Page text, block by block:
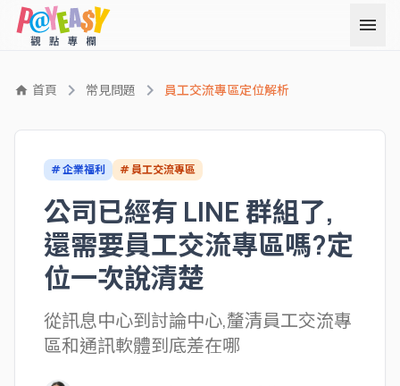
menu
home 首頁 chevron_right 常見問題 chevron_right 員工交流專區定位解析
# 企業福利 # 員工交流專區
公司已經有 LINE 群組了,
還需要員工交流專區嗎?定
位一次說清楚
從訊息中心到討論中心,釐清員工交流專
區和通訊軟體到底差在哪